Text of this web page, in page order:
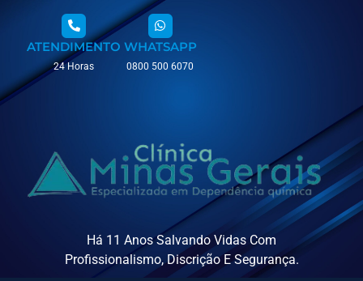
ATENDIMENTO
24 Horas
WHATSAPP
0800 500 6070
Há 11 Anos Salvando Vidas Com
Profissionalismo, Discrição E Segurança.